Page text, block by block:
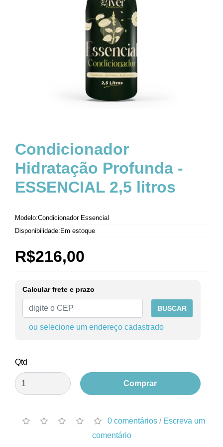
Condicionador
Hidratação Profunda -
ESSENCIAL 2,5 litros
Modelo:Condicionador Essencial
Disponibilidade:Em estoque
R$216,00
Calcular frete e prazo
BUSCAR
ou selecione um endereço cadastrado
Qtd
Comprar
0 comentários / Escreva um
comentário